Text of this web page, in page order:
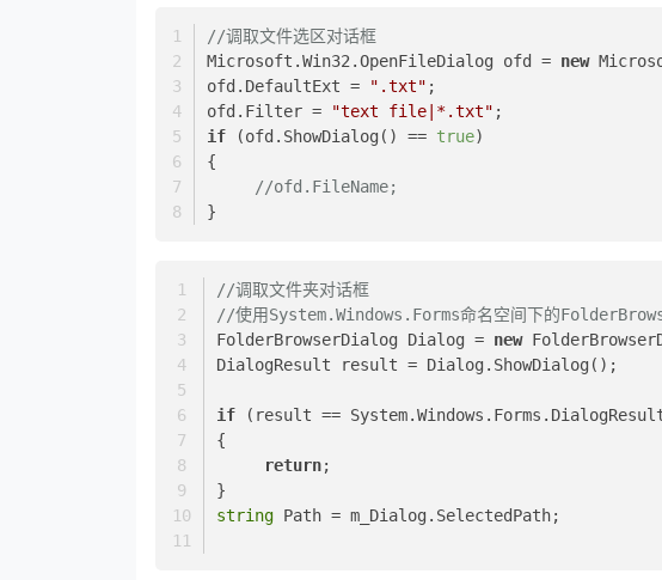
//调取文件选区对话框
Microsoft.Win32.OpenFileDialog ofd = new
ofd.DefaultExt =
".txt" ;
ofd.Filter =
"text file|*.txt" ;
if (ofd.ShowDialog() == true)
{
//ofd.FileName;
}
//调取文件夹对话框
//使用System.Windows.Forms命名空间下的
FolderBrowserDialog Dialog = new
DialogResult result = Dialog.ShowDialog();
if (result ==
{
return;
}
string Path = m_Dialog.SelectedPath;